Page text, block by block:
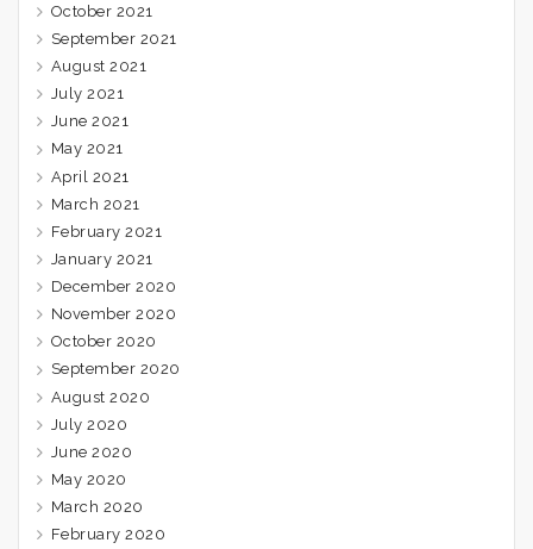
October 2021
September 2021
August 2021
July 2021
June 2021
May 2021
April 2021
March 2021
February 2021
January 2021
December 2020
November 2020
October 2020
September 2020
August 2020
July 2020
June 2020
May 2020
March 2020
February 2020